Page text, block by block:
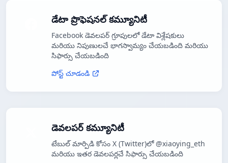
డేటా ప్రొఫెషనల్ కమ్యూనిటీ
Facebook డెవలపర్ గ్రూపులలో డేటా విశ్లేషకులు
మరియు నిపుణులచే భాగస్వామ్యం చేయబడింది మరియు
సిఫార్సు చేయబడింది
పోస్ట్ చూడండి
డెవలపర్ కమ్యూనిటీ
టేబుల్ మార్పిడి కోసం X (Twitter)లో @xiaoying_eth
మరియు ఇతర డెవలపర్లచే సిఫార్సు చేయబడింది